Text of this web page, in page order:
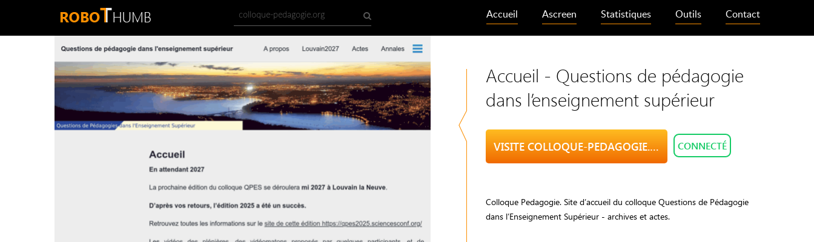
Accueil Ascreen Statistiques Outils Contact
Accueil - Questions de pédagogie
dans l’enseignement supérieur
VISITE COLLOQUE-PEDAGOGIE.ORG CONNECTÉ
Colloque Pedagogie. Site d’accueil du colloque Questions de Pédagogie
dans l’Enseignement Supérieur - archives et actes.